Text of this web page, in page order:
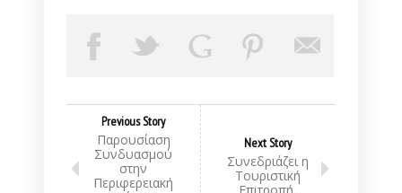
Previous Story
Παρουσίαση
Συνδυασμού
στην
Περιφερειακή
Next Story
Συνεδριάζει η
Τουριστική